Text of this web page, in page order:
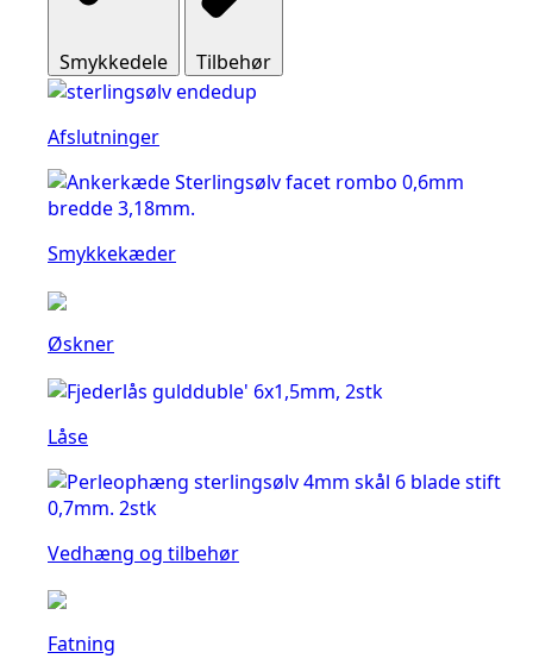
Smykkedele Tilbehør
Afslutninger
Smykkekæder
Øskner
Låse
Vedhæng og tilbehør
Fatning